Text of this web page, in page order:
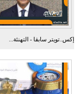
إكس..تويتر سابقا - التهنئة...